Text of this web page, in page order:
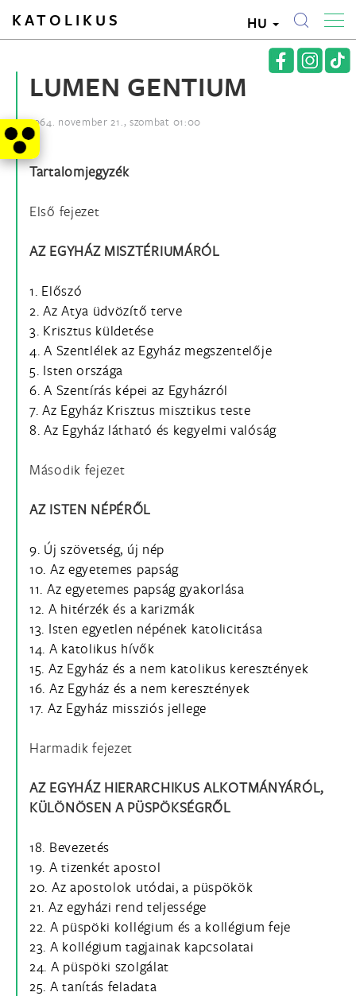
KATOLIKUS HU
LUMEN GENTIUM
1964. november 21., szombat 01:00
Tartalomjegyzék
Első fejezet
AZ EGYHÁZ MISZTÉRIUMÁRÓL
1. Előszó
2. Az Atya üdvözítő terve
3. Krisztus küldetése
4. A Szentlélek az Egyház megszentelője
5. Isten országa
6. A Szentírás képei az Egyházról
7. Az Egyház Krisztus misztikus teste
8. Az Egyház látható és kegyelmi valóság
Második fejezet
AZ ISTEN NÉPÉRŐL
9. Új szövetség, új nép
10. Az egyetemes papság
11. Az egyetemes papság gyakorlása
12. A hitérzék és a karizmák
13. Isten egyetlen népének katolicitása
14. A katolikus hívők
15. Az Egyház és a nem katolikus keresztények
16. Az Egyház és a nem keresztények
17. Az Egyház missziós jellege
Harmadik fejezet
AZ EGYHÁZ HIERARCHIKUS ALKOTMÁNYÁRÓL,
KÜLÖNÖSEN A PÜSPÖKSÉGRŐL
18. Bevezetés
19. A tizenkét apostol
20. Az apostolok utódai, a püspökök
21. Az egyházi rend teljessége
22. A püspöki kollégium és a kollégium feje
23. A kollégium tagjainak kapcsolatai
24. A püspöki szolgálat
25. A tanítás feladata